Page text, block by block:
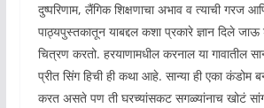
दुष्परिणाम, लैंगिक शिक्षणाचा अभाव व त्याची गरज
पाठ्यपुस्तकातून याबद्दल कशा प्रकारे ज्ञान दिले
चित्रण करतो. हरयाणामधील करनाल या गावातील
प्रीत सिंग हिची ही कथा आहे. सान्या ही एका कंडोम
करत असते पण ती घरच्यांसकट सगळ्यांनाच खोटं